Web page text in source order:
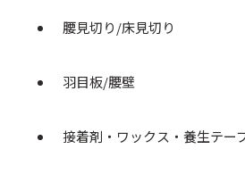
腰見切り/床見切り
羽目板/腰壁
接着剤・ワックス・養生テー